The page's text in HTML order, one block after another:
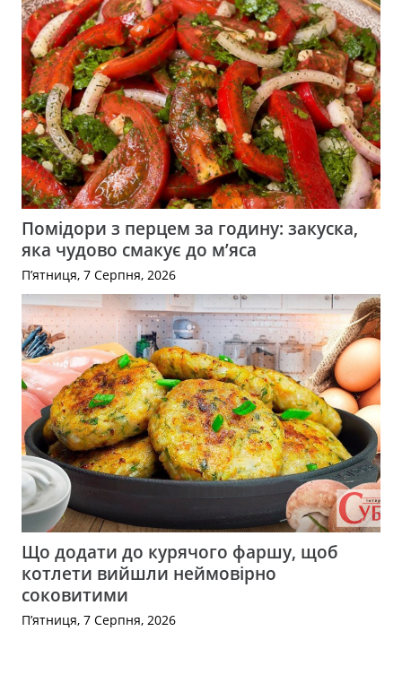
Помідори з перцем за годину: закуска,
яка чудово смакує до м’яса
П’ятниця, 7 Серпня, 2026
Що додати до курячого фаршу, щоб
котлети вийшли неймовірно
соковитими
П’ятниця, 7 Серпня, 2026